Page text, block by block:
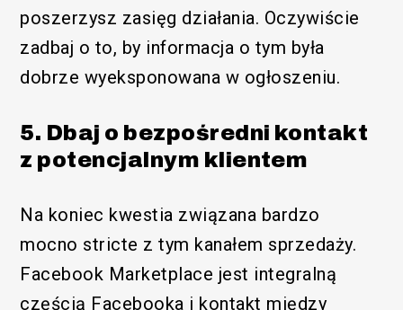
poszerzysz zasięg działania. Oczywiście
zadbaj o to, by informacja o tym była
dobrze wyeksponowana w ogłoszeniu.
5. Dbaj o bezpośredni kontakt
z potencjalnym klientem
Na koniec kwestia związana bardzo
mocno stricte z tym kanałem sprzedaży.
Facebook Marketplace jest integralną
częścią Facebooka i kontakt między